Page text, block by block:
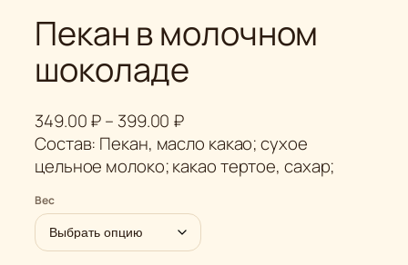
Пекан в молочном
шоколаде
349.00₽– 399.00 ₽Д
и
а
а
з
о
Состав: Пекан, масло какао; сухое
цельное молоко; какао тертое, сахар;
Вес